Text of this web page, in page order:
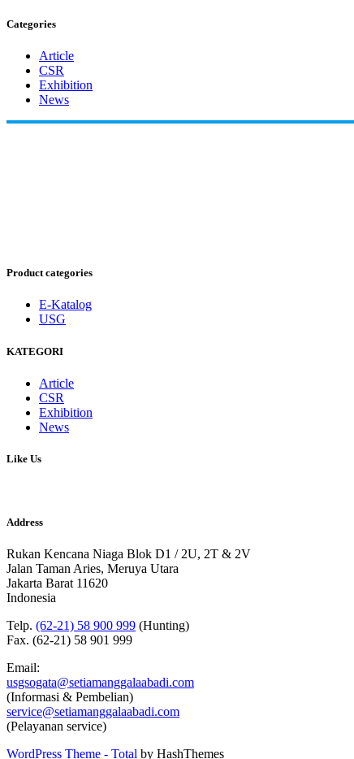
Categories
Article
CSR
Exhibition
News
Product categories
E-Katalog
USG
KATEGORI
Article
CSR
Exhibition
News
Like Us
Address
Rukan Kencana Niaga Blok D1 / 2U, 2T & 2V
Jalan Taman Aries, Meruya Utara
Jakarta Barat 11620
Indonesia
Telp. (62-21) 58 900 999 (Hunting)
Fax. (62-21) 58 901 999
Email:
usgsogata@setiamanggalaabadi.com
(Informasi & Pembelian)
service@setiamanggalaabadi.com
(Pelayanan service)
WordPress Theme - Total by HashThemes